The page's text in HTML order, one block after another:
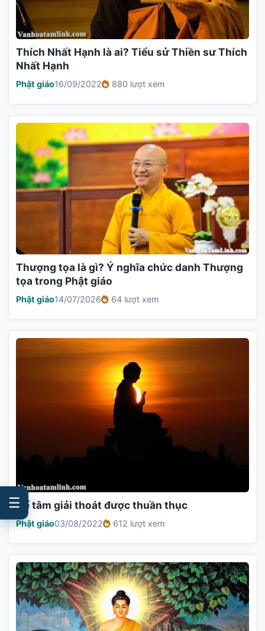
Thích Nhất Hạnh là ai? Tiểu sử Thiền sư Thích
Nhất Hạnh
Phật giáo16/09/2022 880 lượt xem
Thượng tọa là gì? Ý nghĩa chức danh Thượng
tọa trong Phật giáo
Phật giáo14/07/2026 64 lượt xem
Để tâm giải thoát được thuần thục
Phật giáo03/08/2022 612 lượt xem
☰